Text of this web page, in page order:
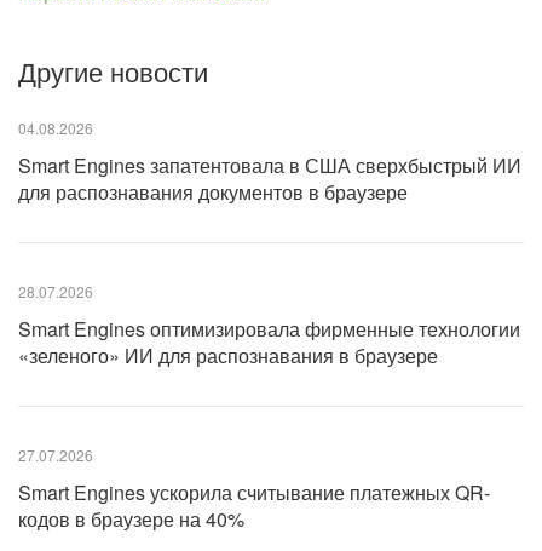
Другие новости
04.08.2026
Smart Engines запатентовала в США сверхбыстрый ИИ
для распознавания документов в браузере
28.07.2026
Smart Engines оптимизировала фирменные технологии
«зеленого» ИИ для распознавания в браузере
27.07.2026
Smart Engines ускорила считывание платежных QR-
кодов в браузере на 40%